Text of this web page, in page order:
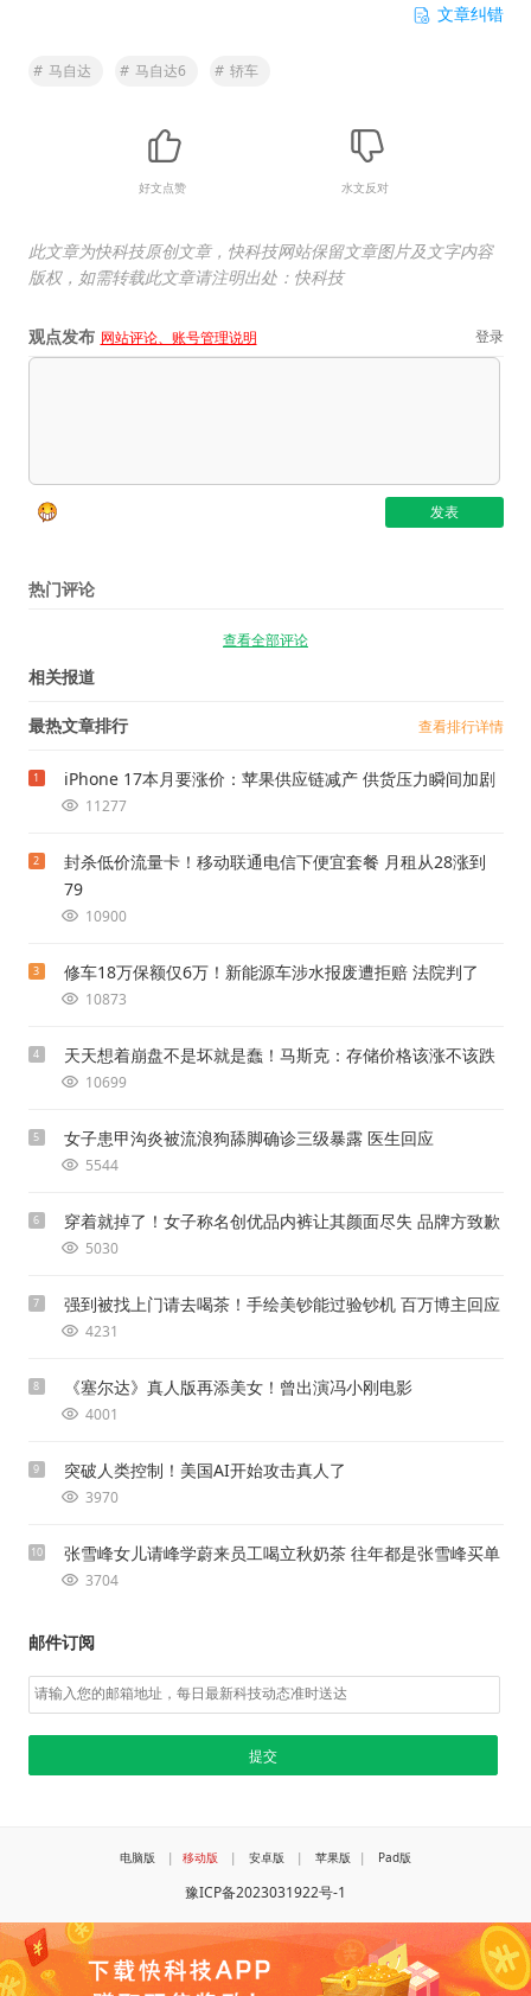
文章纠错
# 马自达 # 马自达6 # 轿车
好文点赞 水文反对
此文章为快科技原创文章，快科技网站保留文章图片及文字内容
版权，如需转载此文章请注明出处：快科技
观点发布 网站评论、账号管理说明 登录
热门评论
查看全部评论
相关报道
最热文章排行 查看排行详情
1 iPhone 17本月要涨价：苹果供应链减产 供货压力瞬间加剧
11277
2
封杀低价流量卡！移动联通电信下便宜套餐 月租从28涨到
79
10900
3 修车18万保额仅6万！新能源车涉水报废遭拒赔 法院判了
10873
4 天天想着崩盘不是坏就是蠢！马斯克：存储价格该涨不该跌
10699
5 女子患甲沟炎被流浪狗舔脚确诊三级暴露 医生回应
5544
6 穿着就掉了！女子称名创优品内裤让其颜面尽失 品牌方致歉
5030
7 强到被找上门请去喝茶！手绘美钞能过验钞机 百万博主回应
4231
8 《塞尔达》真人版再添美女！曾出演冯小刚电影
4001
9 突破人类控制！美国AI开始攻击真人了
3970
10 张雪峰女儿请峰学蔚来员工喝立秋奶茶 往年都是张雪峰买单
3704
邮件订阅
电脑版 | 移动版 | 安卓版 | 苹果版 | Pad版
豫ICP备2023031922号-1